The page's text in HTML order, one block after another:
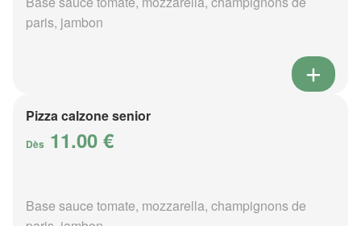
paris, jambon
Pizza calzone senior
Dès 11.00 €
Base sauce tomate, mozzarella, champignons de